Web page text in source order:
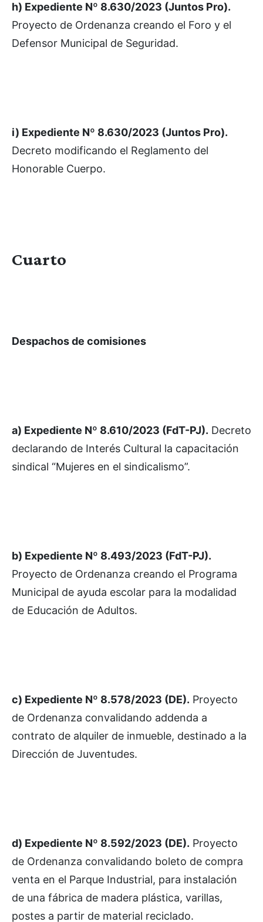
h) Expediente Nº 8.630/2023 (Juntos Pro).
Proyecto de Ordenanza creando el Foro y el
Defensor Municipal de Seguridad.
i) Expediente Nº 8.630/2023 (Juntos Pro).
Decreto modificando el Reglamento del
Honorable Cuerpo.
Cuarto
Despachos de comisiones
a) Expediente Nº 8.610/2023 (FdT-PJ). Decreto
declarando de Interés Cultural la capacitación
sindical “Mujeres en el sindicalismo”.
b) Expediente Nº 8.493/2023 (FdT-PJ).
Proyecto de Ordenanza creando el Programa
Municipal de ayuda escolar para la modalidad
de Educación de Adultos.
c) Expediente Nº 8.578/2023 (DE). Proyecto
de Ordenanza convalidando addenda a
contrato de alquiler de inmueble, destinado a la
Dirección de Juventudes.
d) Expediente Nº 8.592/2023 (DE). Proyecto
de Ordenanza convalidando boleto de compra
venta en el Parque Industrial, para instalación
de una fábrica de madera plástica, varillas,
postes a partir de material reciclado.